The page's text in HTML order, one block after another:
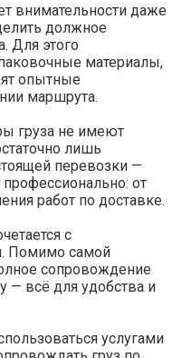
внимательности даже
должное
Для этого
материалы,
опытные
маршрута.
груза не имеют
лишь
перевозки —
от
работ по доставке.
с
Помимо самой
сопровождение
— всё для удобства и
услугами